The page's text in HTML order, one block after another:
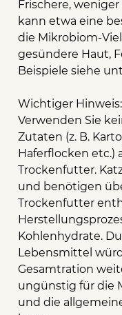
Frischere,
kann etwa eine
die Mikrobiom-
gesündere Haut,
Beispiele siehe
Wichtiger Hinweis:
Verwenden Sie
Zutaten (z. B.
Haferflocken etc.)
Trockenfutter.
und benötigen
Trockenfutter
Kohlenhydrate.
Lebensmittel
Gesamtration
ungünstig für die
und die